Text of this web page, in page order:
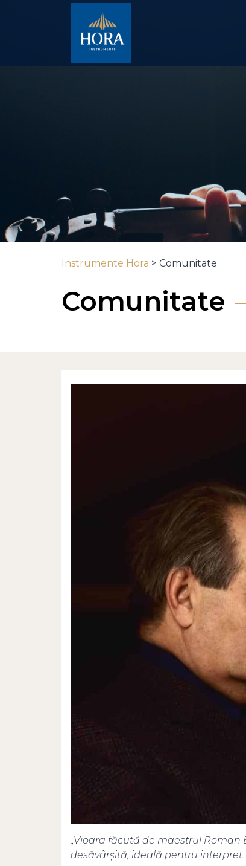
Instrumente Hora > Comunitate
Comunitate
„Vioara făcută de maestrul Roman
desăvârşită, ideală pentru